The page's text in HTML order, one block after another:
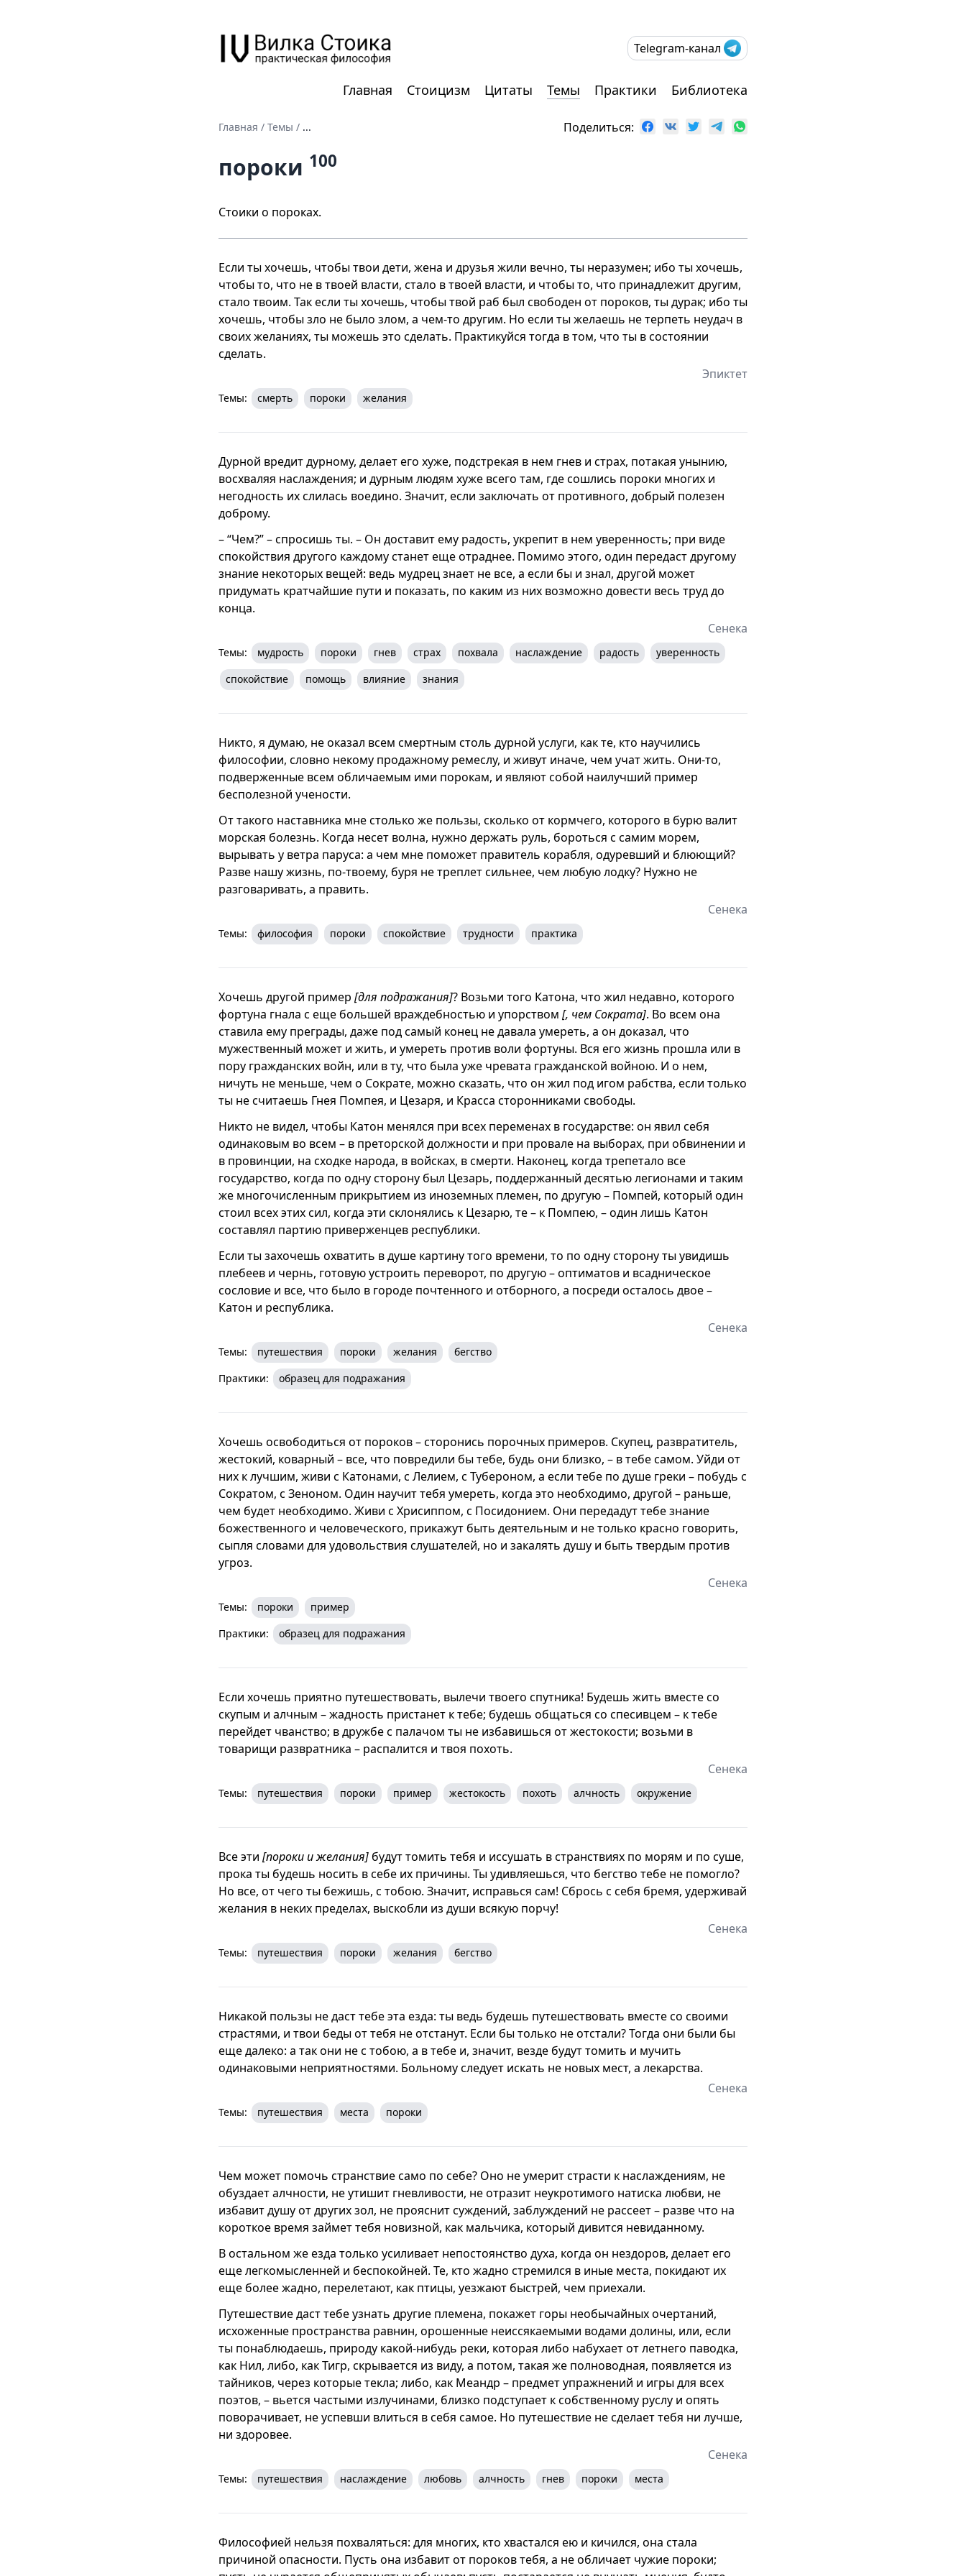
Telegram-канал
Главная Стоицизм Цитаты Темы Практики Библиотека
Главная / Темы / ... Поделиться:
пороки 100
Стоики о пороках.
Если ты хочешь, чтобы твои дети, жена и друзья жили вечно, ты неразумен; ибо ты хочешь,
чтобы то, что не в твоей власти, стало в твоей власти, и чтобы то, что принадлежит другим,
стало твоим. Так если ты хочешь, чтобы твой раб был свободен от пороков, ты дурак; ибо ты
хочешь, чтобы зло не было злом, а чем-то другим. Но если ты желаешь не терпеть неудач в
своих желаниях, ты можешь это сделать. Практикуйся тогда в том, что ты в состоянии
сделать.
Эпиктет
Темы: смерть пороки желания
Дурной вредит дурному, делает его хуже, подстрекая в нем гнев и страх, потакая унынию,
восхваляя наслаждения; и дурным людям хуже всего там, где сошлись пороки многих и
негодность их слилась воедино. Значит, если заключать от противного, добрый полезен
доброму.
– “Чем?” – спросишь ты. – Он доставит ему радость, укрепит в нем уверенность; при виде
спокойствия другого каждому станет еще отраднее. Помимо этого, один передаст другому
знание некоторых вещей: ведь мудрец знает не все, а если бы и знал, другой может
придумать кратчайшие пути и показать, по каким из них возможно довести весь труд до
конца.
Сенека
Темы: мудрость пороки гнев страх похвала наслаждение радость
уверенность
спокойствие
помощь влияние знания
Никто, я думаю, не оказал всем смертным столь дурной услуги, как те, кто научились
философии, словно некому продажному ремеслу, и живут иначе, чем учат жить. Они-то,
подверженные всем обличаемым ими порокам, и являют собой наилучший пример
бесполезной учености.
От такого наставника мне столько же пользы, сколько от кормчего, которого в бурю валит
морская болезнь. Когда несет волна, нужно держать руль, бороться с самим морем,
вырывать у ветра паруса: а чем мне поможет правитель корабля, одуревший и блюющий?
Разве нашу жизнь, по-твоему, буря не треплет сильнее, чем любую лодку? Нужно не
разговаривать, а править.
Сенека
Темы: философия пороки спокойствие трудности практика
Хочешь другой пример [для подражания]? Возьми того Катона, что жил недавно, которого
фортуна гнала с еще большей враждебностью и упорством [, чем Сократа]. Во всем она
ставила ему преграды, даже под самый конец не давала умереть, а он доказал, что
мужественный может и жить, и умереть против воли фортуны. Вся его жизнь прошла или в
пору гражданских войн, или в ту, что была уже чревата гражданской войною. И о нем,
ничуть не меньше, чем о Сократе, можно сказать, что он жил под игом рабства, если только
ты не считаешь Гнея Помпея, и Цезаря, и Красса сторонниками свободы.
Никто не видел, чтобы Катон менялся при всех переменах в государстве: он явил себя
одинаковым во всем – в преторской должности и при провале на выборах, при обвинении и
в провинции, на сходке народа, в войсках, в смерти. Наконец, когда трепетало все
государство, когда по одну сторону был Цезарь, поддержанный десятью легионами и таким
же многочисленным прикрытием из иноземных племен, по другую – Помпей, который один
стоил всех этих сил, когда эти склонялись к Цезарю, те – к Помпею, – один лишь Катон
составлял партию приверженцев республики.
Если ты захочешь охватить в душе картину того времени, то по одну сторону ты увидишь
плебеев и чернь, готовую устроить переворот, по другую – оптиматов и всадническое
сословие и все, что было в городе почтенного и отборного, а посреди осталось двое –
Катон и республика.
Сенека
Темы: путешествия пороки желания
бегство
Практики:
образец для подражания
Хочешь освободиться от пороков – сторонись порочных примеров. Скупец, развратитель,
жестокий, коварный – все, что повредили бы тебе, будь они близко, – в тебе самом. Уйди от
них к лучшим, живи с Катонами, с Лелием, с Тубероном, а если тебе по душе греки – побудь с
Сократом, с Зеноном. Один научит тебя умереть, когда это необходимо, другой – раньше,
чем будет необходимо. Живи с Хрисиппом, с Посидонием. Они передадут тебе знание
божественного и человеческого, прикажут быть деятельным и не только красно говорить,
сыпля словами для удовольствия слушателей, но и закалять душу и быть твердым против
угроз.
Сенека
Темы: пороки
пример
Практики:
образец для подражания
Если хочешь приятно путешествовать, вылечи твоего спутника! Будешь жить вместе со
скупым и алчным – жадность пристанет к тебе; будешь общаться со спесивцем – к тебе
перейдет чванство; в дружбе с палачом ты не избавишься от жестокости; возьми в
товарищи развратника – распалится и твоя похоть.
Сенека
Темы: путешествия пороки пример жестокость похоть алчность окружение
Все эти [пороки и желания] будут томить тебя и иссушать в странствиях по морям и по суше,
прока ты будешь носить в себе их причины. Ты удивляешься, что бегство тебе не помогло?
Но все, от чего ты бежишь, с тобою. Значит, исправься сам! Сбрось с себя бремя, удерживай
желания в неких пределах, выскобли из души всякую порчу!
Сенека
Темы: путешествия пороки желания бегство
Никакой пользы не даст тебе эта езда: ты ведь будешь путешествовать вместе со своими
страстями, и твои беды от тебя не отстанут. Если бы только не отстали? Тогда они были бы
еще далеко: а так они не с тобою, а в тебе и, значит, везде будут томить и мучить
одинаковыми неприятностями. Больному следует искать не новых мест, а лекарства.
Сенека
Темы: путешествия места пороки
Чем может помочь странствие само по себе? Оно не умерит страсти к наслаждениям, не
обуздает алчности, не утишит гневливости, не отразит неукротимого натиска любви, не
избавит душу от других зол, не прояснит суждений, заблуждений не рассеет – разве что на
короткое время займет тебя новизной, как мальчика, который дивится невиданному.
В остальном же езда только усиливает непостоянство духа, когда он нездоров, делает его
еще легкомысленней и беспокойней. Те, кто жадно стремился в иные места, покидают их
еще более жадно, перелетают, как птицы, уезжают быстрей, чем приехали.
Путешествие даст тебе узнать другие племена, покажет горы необычайных очертаний,
исхоженные пространства равнин, орошенные неиссякаемыми водами долины, или, если
ты понаблюдаешь, природу какой-нибудь реки, которая либо набухает от летнего паводка,
как Нил, либо, как Тигр, скрывается из виду, а потом, такая же полноводная, появляется из
тайников, через которые текла; либо, как Меандр – предмет упражнений и игры для всех
поэтов, – вьется частыми излучинами, близко подступает к собственному руслу и опять
поворачивает, не успевши влиться в себя самое. Но путешествие не сделает тебя ни лучше,
ни здоровее.
Сенека
Темы: путешествия наслаждение любовь алчность гнев пороки места
Философией нельзя похваляться: для многих, кто хвастался ею и кичился, она стала
причиной опасности. Пусть она избавит от пороков тебя, а не обличает чужие пороки;